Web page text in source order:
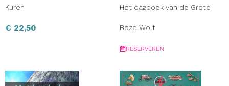
Kuren
€ 22,50
Het dagboek van de Grote
Boze Wolf
RESERVEREN